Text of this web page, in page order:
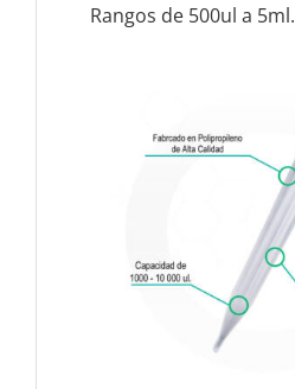
Rangos de 500ul a 5ml.